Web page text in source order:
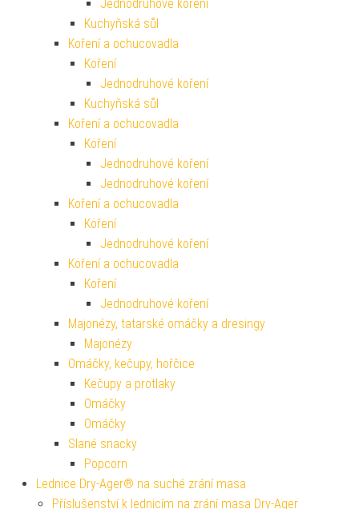
Jednodruhové koření
Kuchyňská sůl
Koření a ochucovadla
Koření
Jednodruhové koření
Kuchyňská sůl
Koření a ochucovadla
Koření
Jednodruhové koření
Jednodruhové koření
Koření a ochucovadla
Koření
Jednodruhové koření
Koření a ochucovadla
Koření
Jednodruhové koření
Majonézy, tatarské omáčky a dresingy
Majonézy
Omáčky, kečupy, hořčice
Kečupy a protlaky
Omáčky
Omáčky
Slané snacky
Popcorn
Lednice Dry-Ager® na suché zrání masa
Příslušenství k lednicím na zrání masa Dry-Ager